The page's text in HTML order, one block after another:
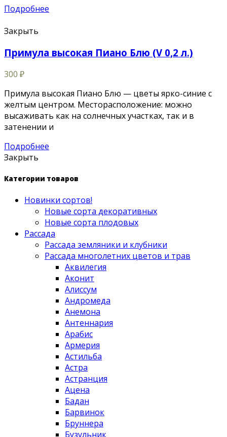
Подробнее
Закрыть
Примула высокая Пиано Блю (V 0,2 л.)
300 ₽
Примула высокая Пиано Блю — цветы ярко-синие с
желтым центром. Месторасположение: можно
высаживать как на солнечных участках, так и в
затенении и
Подробнее
Закрыть
Категории товаров
Новинки сортов!
Новые сорта декоративных
Новые сорта плодовых
Рассада
Рассада земляники и клубники
Рассада многолетних цветов и трав
Аквилегия
Аконит
Алиссум
Андромеда
Анемона
Антеннария
Арабис
Армерия
Астильба
Астра
Астранция
Ацена
Бадан
Барвинок
Бруннера
Бузульник